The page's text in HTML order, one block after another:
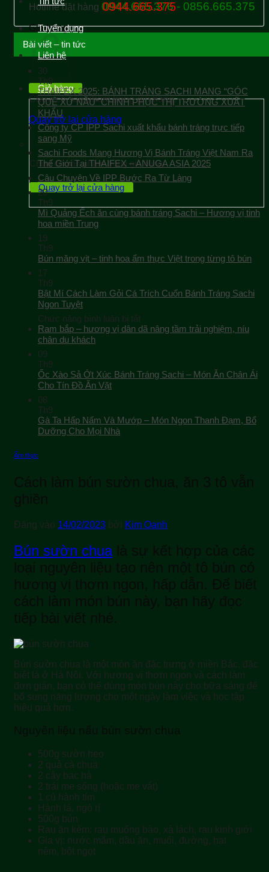
Hotline đặt hàng 0944.665.376 - 0856.665.375
Giỏ hàng
Chưa có sản phẩm trong giỏ hàng.
Quay trở lại cửa hàng
Tuyển dụng
Liên hệ
Giỏ hàng
Chưa có sản phẩm trong giỏ hàng.
Quay trở lại cửa hàng
0944.665.375
Bài viết – tin tức
30
Th9
THAIFEX 2025: BÁNH TRÁNG SACHI MANG “GÓC
QUÊ XỨ NẪU” CHINH PHỤC THỊ TRƯỜNG XUẤT
KHẨU
Công ty CP IPP Sachi xuất khẩu bánh tráng trực tiếp
sang Mỹ
Sachi Foods Mang Hương Vị Bánh Tráng Việt Nam Ra
Thế Giới Tại THAIFEX – ANUGA ASIA 2025
Câu Chuyện Về IPP Bước Ra Từ Làng
20
Th9
Mì Quảng Ếch ăn cùng bánh tráng Sachi – Hương vị tinh
hoa miền Trung
19
Th9
Bún măng vịt – tinh hoa ẩm thực Việt trong từng tô bún
17
Th9
Bật Mí Cách Làm Gỏi Cá Trích Cuốn Bánh Tráng Sachi
Ngon Tuyệt
Chức năng bình luận bị tắtở
Bật
Gỏi
Cá
Tráng
Ram bắp – hương vị dân dã nâng tầm trải nghiệm, níu
chân du khách
09
Th9
Ốc Xào Sả Ớt Xúc Bánh Tráng Sachi – Món Ăn Chân Ái
Cho Tín Đồ Ăn Vặt
08
Th9
Gà Ta Hấp Nấm Và Mướp – Món Ngon Thanh Đạm, Bổ
Dưỡng Cho Mọi Nhà
Ẩm thực
Cách làm bún sườn chua, ăn 3 tô vẫn
ghiền
Đăng vào 14/02/2023 bởi Kim Oanh
Bún sườn chualà sự kết hợp của các
loại nguyên liệu tạo nên một tô bún có
hương vị thơm ngon, hấp dẫn. Để biết
cách làm món bún này, bạn hãy đọc
tiếp bài viết nhé.
Bún sườn chua là một món ăn đặc trưng ở miền Bắc, đặc
biệt là ở Hà Nội. Với hương vị thơm ngon và cách làm
đơn giản, bạn có thể dùng món bún này cho bữa sáng để
bổ sung năng lượng cho một ngày làm việc và học tập
hiệu quả hơn.
Nguyên liệu nấu bún sườn chua
500g sườn heo
2 quả cà chua
2 cây bạc hà
2 trái me sống (hoặc me vắt)
1 củ hành tím
Hành lá, ngò rí
500g bún
Rau ăn kèm: rau muống bào, xà lách, rau kinh giới
Gia vị: nước mắm, dầu ăn, muối, đường, hạt
nêm, bột ngọt